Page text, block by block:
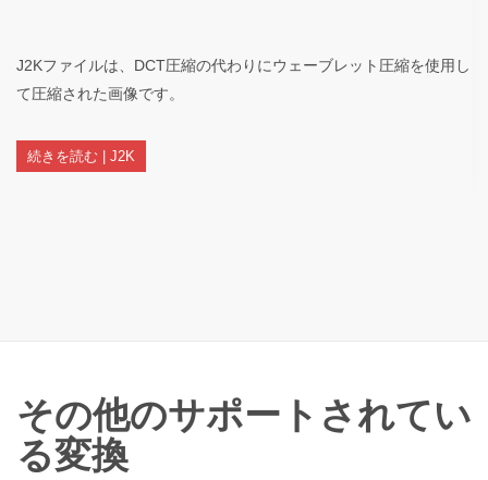
J2Kファイルは、DCT圧縮の代わりにウェーブレット圧縮を使用し
て圧縮された画像です。
続きを読む | J2K
その他のサポートされてい
る変換